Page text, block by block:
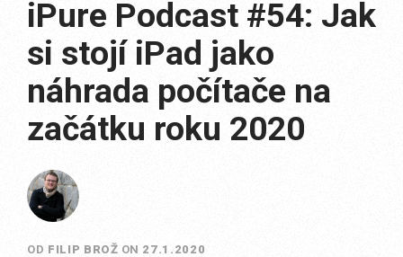
iPure Podcast #54: Jak
si stojí iPad jako
náhrada počítače na
začátku roku 2020
OD FILIP BROŽ ON 27.1.2020